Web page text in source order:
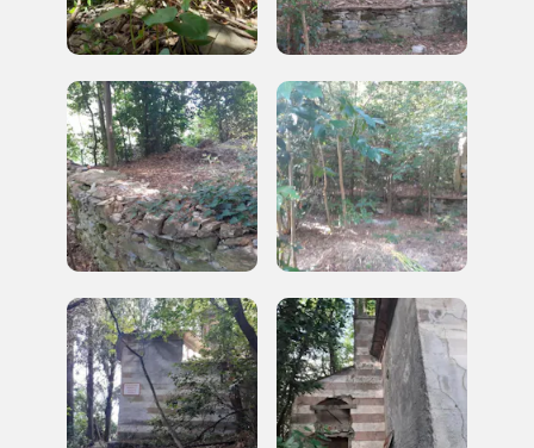
organizzati
REGISTRATI
Regalati 365 giorni di arte e cultura nell'Italia
più bella, risparmiando.
ISCRIVITI AL FAI
Scopri tutte le opportunità riservate agli iscritti